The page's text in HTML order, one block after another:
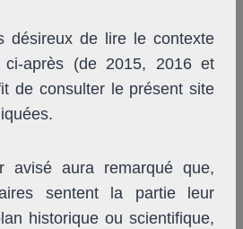
désireux de lire le contexte
après (de 2015, 2016 et
de consulter le présent site
avisé aura remarqué que,
sentent la partie leur
historique ou scientifique,